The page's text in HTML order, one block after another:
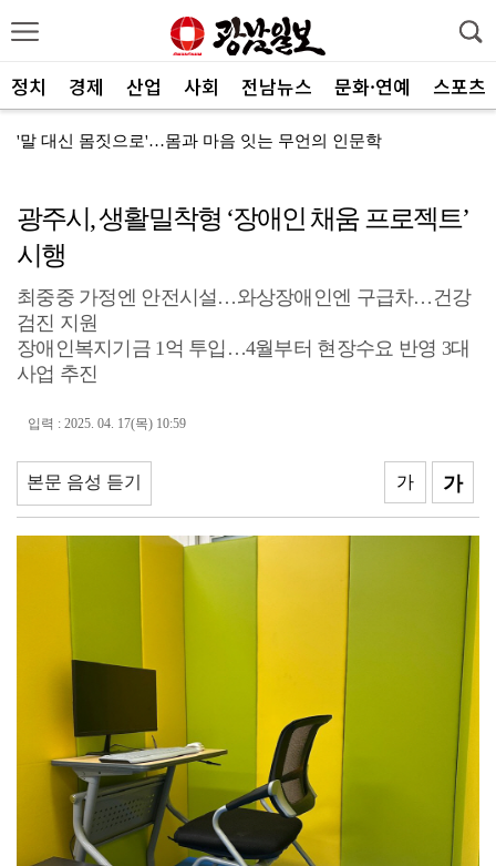
정치 경제 산업 사회 전남뉴스 문화·연예 스포츠
'말 대신 몸짓으로'…몸과 마음 잇는 무언의 인문학
무안오승우미술관, 자연과 빛이 어우러진 기획전 개최
현대차 ‘디 올 뉴 아반떼’, 계약 첫날 1만대 돌파
[속보]전남광주특별시 초대 시민추천 부시장에 백승주·윤...
코스피, 차익실현 매물에 6300선 약세
"남도의 해수욕장서 무더위 잊고 즐겨요"
여자 화장실 들어가 여성 훔쳐본 10대 검거
광주시, 생활밀착형 ‘장애인 채움 프로젝트’
시행
최중중 가정엔 안전시설…와상장애인엔 구급차…건강
검진 지원
장애인복지기금 1억 투입…4월부터 현장수요 반영 3대
사업 추진
입력 : 2025. 04. 17(목) 10:59
본문 음성 듣기 가
가